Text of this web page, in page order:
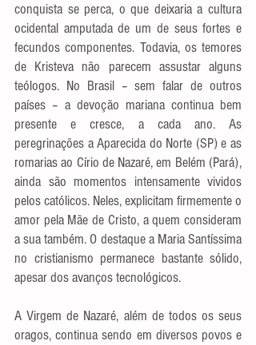
conquista se perca, o que deixaria a cultura
ocidental amputada de um de seus fortes e
fecundos componentes. Todavia, os temores
de Kristeva não parecem assustar alguns
teólogos. No Brasil – sem falar de outros
países – a devoção mariana continua bem
presente e cresce, a cada ano. As
peregrinações a Aparecida do Norte (SP) e as
romarias ao Círio de Nazaré, em Belém (Pará),
ainda são momentos intensamente vividos
pelos católicos. Neles, explicitam firmemente o
amor pela Mãe de Cristo, a quem consideram
a sua também. O destaque a Maria Santíssima
no cristianismo permanece bastante sólido,
apesar dos avanços tecnológicos.
A Virgem de Nazaré, além de todos os seus
oragos, continua sendo em diversos povos e